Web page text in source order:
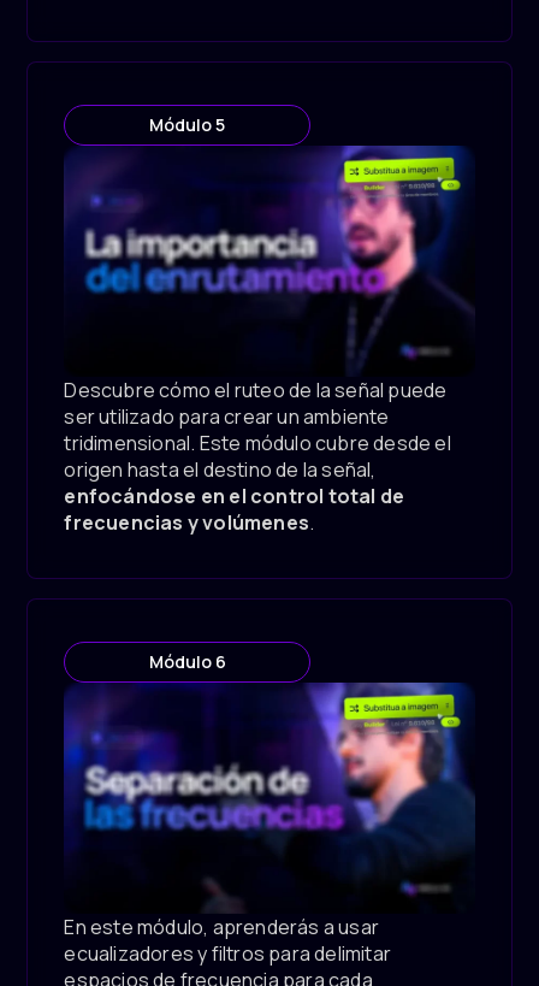
Módulo 5
Descubre cómo el ruteo de la señal puede
ser utilizado para crear un ambiente
tridimensional. Este módulo cubre desde el
origen hasta el destino de la señal,
enfocándose en el control total de
frecuencias y volúmenes.
Módulo 6
En este módulo, aprenderás a usar
ecualizadores y filtros para delimitar
espacios de frecuencia para cada